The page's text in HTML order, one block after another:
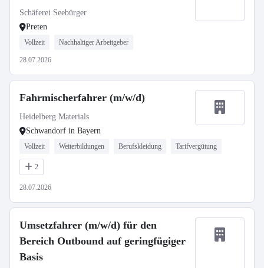
Schäferei Seebürger
Preten
Vollzeit Nachhaltiger Arbeitgeber
28.07.2026
Fahrmischerfahrer (m/w/d)
Heidelberg Materials
Schwandorf in Bayern
Vollzeit Weiterbildungen Berufskleidung Tarifvergütung
2
28.07.2026
Umsetzfahrer (m/w/d) für den
Bereich Outbound auf geringfügiger
Basis